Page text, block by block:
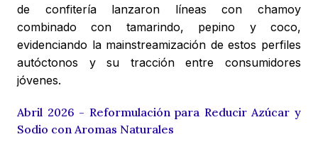
de confitería lanzaron líneas con chamoy
combinado con tamarindo, pepino y coco,
evidenciando la mainstreamización de estos perfiles
autóctonos y su tracción entre consumidores
jóvenes.
Abril 2026 - Reformulación para Reducir Azúcar y
Sodio con Aromas Naturales